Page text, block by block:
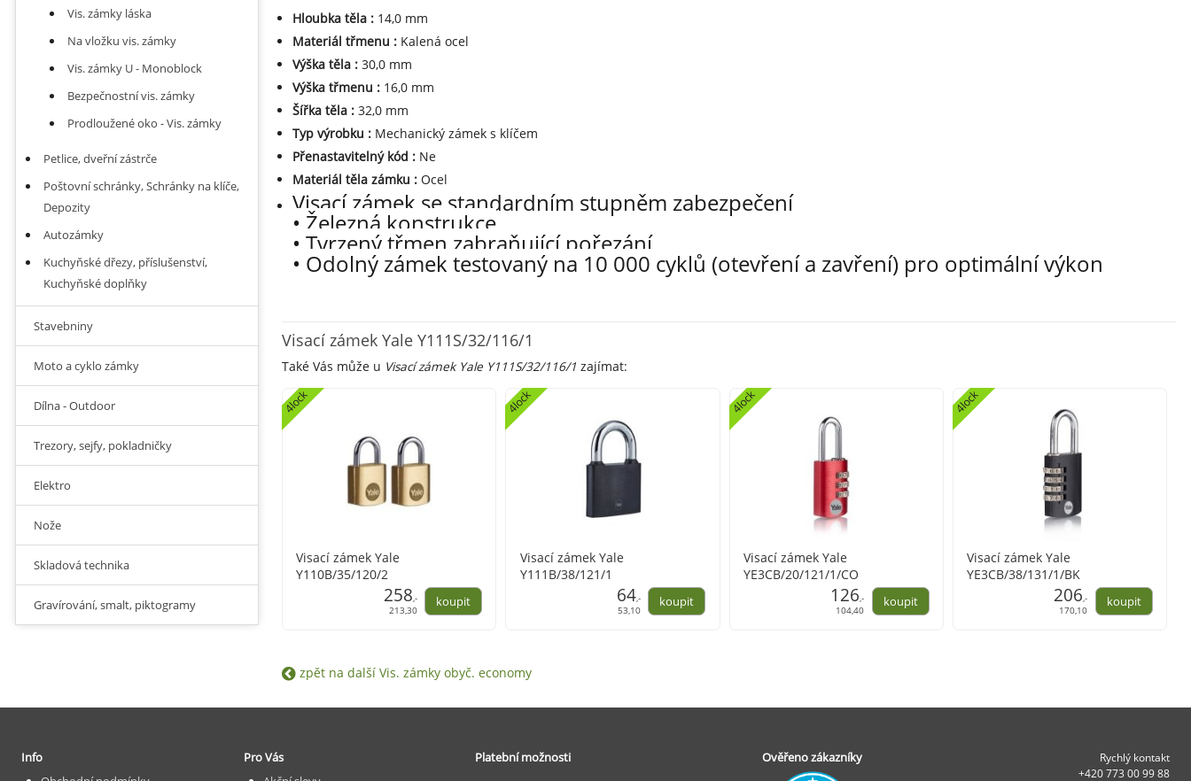
Hloubka těla : 14,0 mm
Materiál třmenu : Kalená ocel
Výška těla :30,0 mm
Výška třmenu : 16,0 mm
Šířka těla :32,0 mm
Typ výrobku : Mechanický zámek s klíčem
Přenastavitelný kód : Ne
Materiál těla zámku :Ocel
Visací zámek se standardním stupněm zabezpečení
• Železná konstrukce
• Tvrzený třmen zabraňující pořezání
• Odolný zámek testovaný na 10 000 cyklů (otevření a zavření) pro optimální výkon
Visací zámek Yale Y111S/32/116/1
Také Vás může u Visací zámek Yale Y111S/32/116/1 zajímat:
Visací zámek Yale
Y110B/35/120/2
4lock
258,-
213,30
Visací zámek Yale
Y111B/38/121/1
4lock
64,-
53,10
Visací zámek Yale
YE3CB/20/121/1/CO
4lock
126,-
104,40
Visací zámek Yale
YE3CB/38/131/1/BK
4lock
206,-
170,10
zpět na další Vis. zámky obyč. economy
Vis. zámky láska
Na vložku vis. zámky
Vis. zámky U - Monoblock
Bezpečnostní vis. zámky
Prodloužené oko - Vis. zámky
Petlice, dveřní zástrče
Poštovní schránky, Schránky na klíče,
Depozity
Autozámky
Kuchyňské dřezy, příslušenství,
Kuchyňské doplňky
Stavebniny
Moto a cyklo zámky
Dílna - Outdoor
Trezory, sejfy, pokladničky
Elektro
Nože
Skladová technika
Gravírování, smalt, piktogramy
Rychlý kontakt
+420 773 00 99 88
Info
Pro Vás
Platební možnosti Ověřeno zákazníky